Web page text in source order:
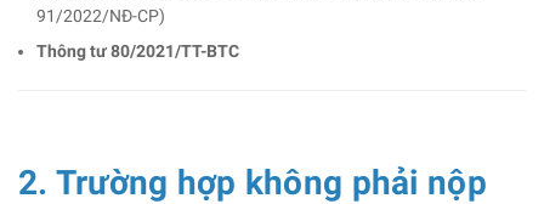
91/2022/NĐ-CP)
Thông tư 80/2021/TT-BTC
2. Trường hợp không phải nộp